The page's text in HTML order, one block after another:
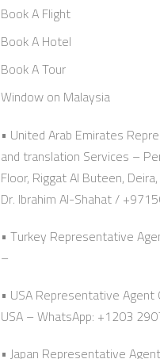
Book A Flight
Book A Hotel
Book A Tour
Window on Malaysia
• United Arab Emirates
and translation Services –
Floor, Riggat Al Buteen,
Dr. Ibrahim Al-Shahat /
• Turkey Representative
–
• USA Representative
USA – WhatsApp: +1203
• Japan Representative